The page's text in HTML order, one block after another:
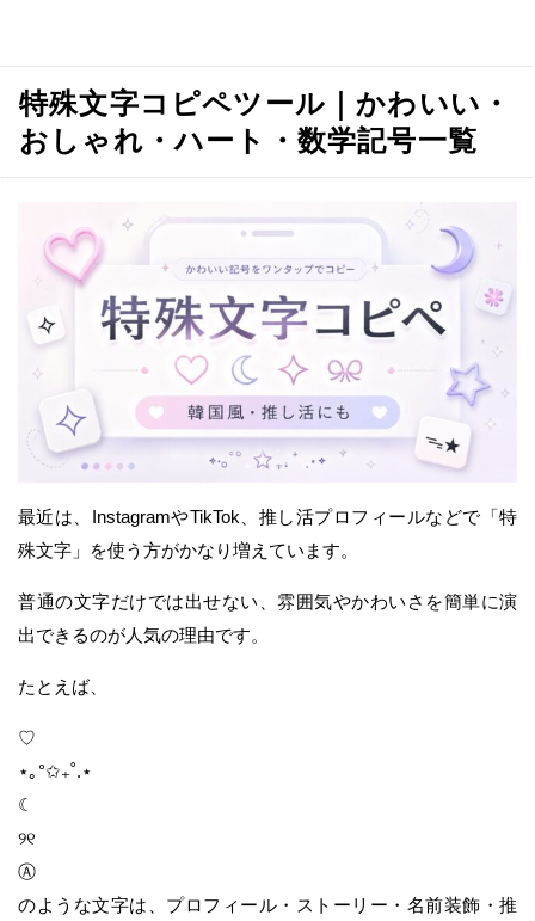
特殊文字コピペツール｜かわいい・
おしゃれ・ハート・数学記号一覧
最近は、InstagramやTikTok、推し活プロフィールなどで「特
殊文字」を使う方がかなり増えています。
普通の文字だけでは出せない、雰囲気やかわいさを簡単に演
出できるのが人気の理由です。
たとえば、
♡
⋆｡°✩₊˚.⋆
☾
୨୧
Ⓐ
のような文字は、プロフィール・ストーリー・名前装飾・推